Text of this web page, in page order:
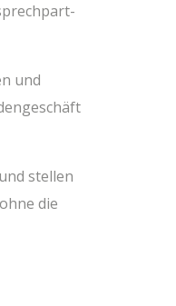
und
stel­len
die